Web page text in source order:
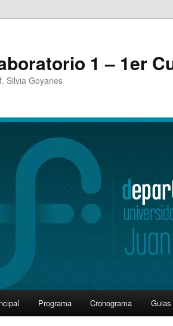
1 – 1er
Silvia Goyanes
Programa Cronograma Guias